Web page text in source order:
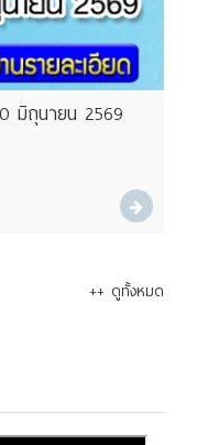
มิถุนายน 2569
++ ดูทั้งหมด